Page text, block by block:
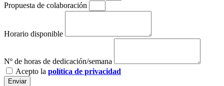
Propuesta de colaboración
Horario disponible
Nº de horas de dedicación/semana
Acepto la política de privacidad
Enviar